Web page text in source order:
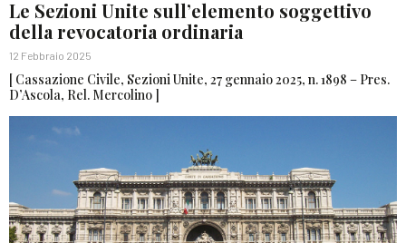
Le Sezioni Unite sull’elemento soggettivo
della revocatoria ordinaria
12 Febbraio 2025
[ Cassazione Civile, Sezioni Unite, 27 gennaio 2025, n. 1898 – Pres.
D’Ascola, Rel. Mercolino ]